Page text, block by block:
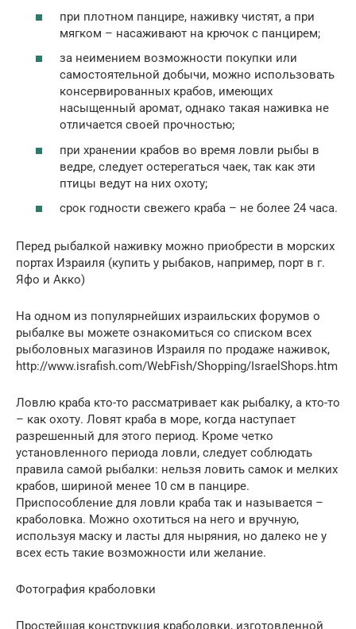
при плотном панцире, наживку чистят, а при
мягком – насаживают на крючок с панцирем;
за неимением возможности покупки или
самостоятельной добычи, можно использовать
консервированных крабов, имеющих
насыщенный аромат, однако такая наживка не
отличается своей прочностью;
при хранении крабов во время ловли рыбы в
ведре, следует остерегаться чаек, так как эти
птицы ведут на них охоту;
срок годности свежего краба – не более 24 часа.
Перед рыбалкой наживку можно приобрести в морских
портах Израиля (купить у рыбаков, например, порт в г.
Яфо и Акко)
На одном из популярнейших израильских форумов о
рыбалке вы можете ознакомиться со списком всех
рыболовных магазинов Израиля по продаже наживок,
http://www.israfish.com/WebFish/Shopping/IsraelShops.htm
Ловлю краба кто-то рассматривает как рыбалку, а кто-то
– как охоту. Ловят краба в море, когда наступает
разрешенный для этого период. Кроме четко
установленного периода ловли, следует соблюдать
правила самой рыбалки: нельзя ловить самок и мелких
крабов, шириной менее 10 см в панцире.
Приспособление для ловли краба так и называется –
краболовка. Можно охотиться на него и вручную,
используя маску и ласты для ныряния, но далеко не у
всех есть такие возможности или желание.
Фотография краболовки
Простейшая конструкция краболовки, изготовленной